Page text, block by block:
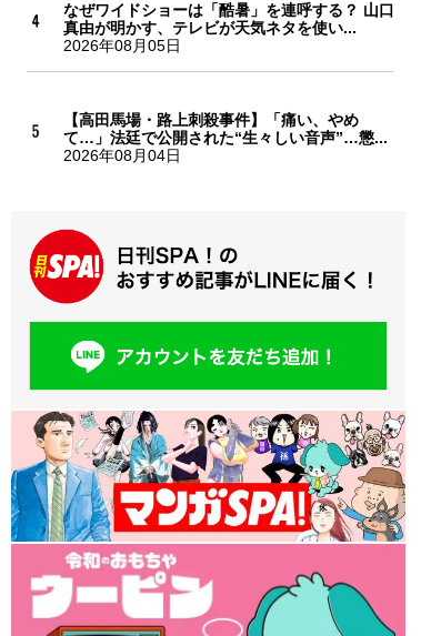
なぜワイドショーは「酷暑」を連呼する？ 山口
真由が明かす、テレビが天気ネタを使い...
2026年08月05日
【高田馬場・路上刺殺事件】「痛い、やめ
て…」法廷で公開された“生々しい音声”…懲...
2026年08月04日